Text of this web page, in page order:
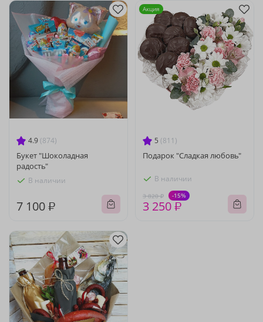
4.9 (874)
Букет "Шоколадная
радость"
В наличии
7 100 ₽
5 (811)
Подарок "Сладкая любовь"
В наличии
3 820 ₽ -15%
3 250 ₽
Акция